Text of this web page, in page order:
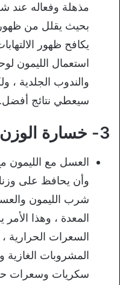
مذهلة وفعاله عند
بحيث يقلل من ظهور
يكافح ظهور
استعمال الليمون
والندوب الجلدية ،
سيعطي نتائج أفضل.
3- خسارة الوزن:
العسل مع الليمون
وأن يحافظ على
شرب الليمون
المعدة ، وهذا
السعرات الحرارية
المشروبات الغازية
سكريات وسعرات